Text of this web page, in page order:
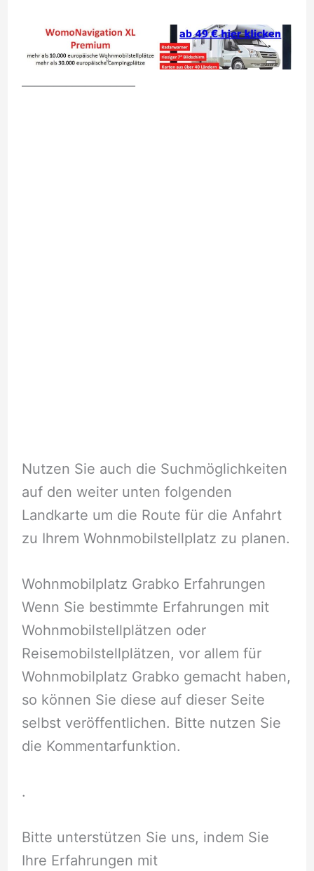
Nutzen Sie auch die Suchmöglichkeiten
auf den weiter unten folgenden
Landkarte um die Route für die Anfahrt
zu Ihrem Wohnmobilstellplatz zu planen.
Wohnmobilplatz Grabko Erfahrungen
Wenn Sie bestimmte Erfahrungen mit
Wohnmobilstellplätzen oder
Reisemobilstellplätzen, vor allem für
Wohnmobilplatz Grabko gemacht haben,
so können Sie diese auf dieser Seite
selbst veröffentlichen. Bitte nutzen Sie
die Kommentarfunktion.
.
Bitte unterstützen Sie uns, indem Sie
Ihre Erfahrungen mit